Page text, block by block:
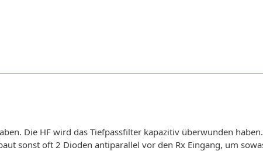
Die HF wird das Tiefpassfilter kapazitiv überwunden
sonst oft 2 Dioden antiparallel vor den Rx Eingang, um